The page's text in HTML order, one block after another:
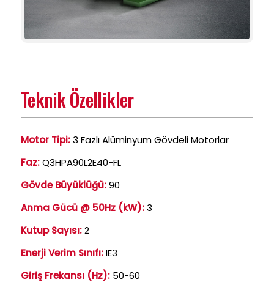
Teknik Özellikler
Motor Tipi:3 Fazlı Alüminyum Gövdeli Motorlar
Faz:Q3HPA90L2E40-FL
Gövde Büyüklüğü:90
Anma Gücü @ 50Hz (kW):3
Kutup Sayısı:2
Enerji Verim Sınıfı:IE3
Giriş Frekansı (Hz): 50-60